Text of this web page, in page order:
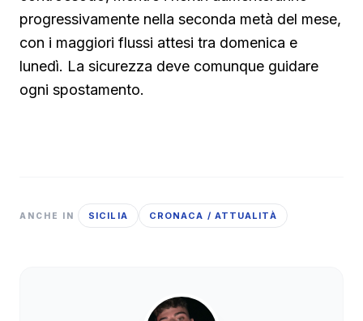
progressivamente nella seconda metà del mese,
con i maggiori flussi attesi tra domenica e
lunedì. La sicurezza deve comunque guidare
ogni spostamento.
ANCHE IN SICILIA CRONACA / ATTUALITÀ